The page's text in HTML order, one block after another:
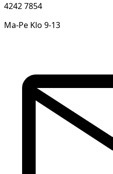
4242 7854
Ma-Pe Klo 9-13